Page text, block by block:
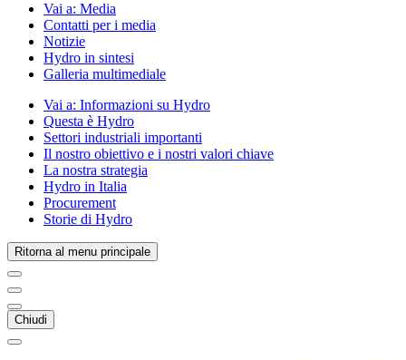
Vai a: Media
Contatti per i media
Notizie
Hydro in sintesi
Galleria multimediale
Vai a: Informazioni su Hydro
Questa è Hydro
Settori industriali importanti
Il nostro obiettivo e i nostri valori chiave
La nostra strategia
Hydro in Italia
Procurement
Storie di Hydro
Ritorna al menu principale
Chiudi